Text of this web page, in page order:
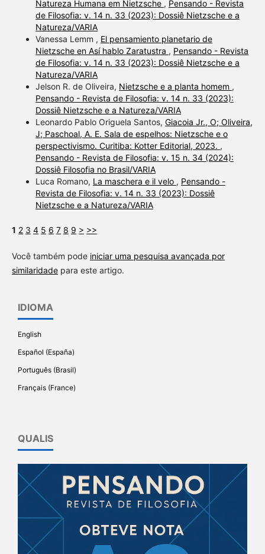
Natureza Humana em Nietzsche , Pensando - Revista
de Filosofia: v. 14 n. 33 (2023): Dossiê Nietzsche e a
Natureza/VARIA
Vanessa Lemm , El pensamiento planetario de
Nietzsche en Así hablo Zaratustra , Pensando - Revista
de Filosofia: v. 14 n. 33 (2023): Dossiê Nietzsche e a
Natureza/VARIA
Jelson R. de Oliveira, Nietzsche e a planta homem ,
Pensando - Revista de Filosofia: v. 14 n. 33 (2023):
Dossiê Nietzsche e a Natureza/VARIA
Leonardo Pablo Origuela Santos, Giacoia Jr., O; Oliveira,
J; Paschoal, A. E. Sala de espelhos: Nietzsche e o
perspectivismo. Curitiba: Kotter Editorial, 2023. ,
Pensando - Revista de Filosofia: v. 15 n. 34 (2024):
Dossiê Filosofia no Brasil/VARIA
Luca Romano, La maschera e il velo , Pensando -
Revista de Filosofia: v. 14 n. 33 (2023): Dossiê
Nietzsche e a Natureza/VARIA
1 2 3 4 5 6 7 8 9 > >>
Você também pode iniciar uma pesquisa avançada por
similaridadepara este artigo.
IDIOMA
English
Español (España)
Português (Brasil)
Français (France)
QUALIS